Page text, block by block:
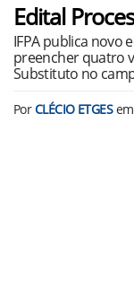
Edital
IFPA publica novo
preencher quatro
Substituto no
PorCLÉCIO ETGESem